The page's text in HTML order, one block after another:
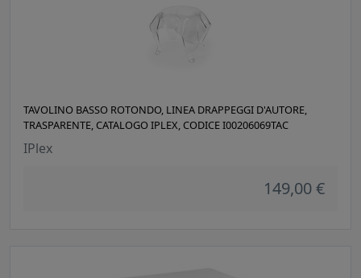
TAVOLINO BASSO ROTONDO, LINEA DRAPPEGGI D'AUTORE,
TRASPARENTE, CATALOGO IPLEX, CODICE I00206069TAC
IPlex
149,00 €